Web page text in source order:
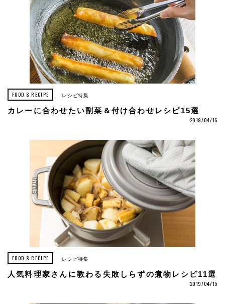
FOOD & RECIPE レシピ特集
カレーに合わせたい副菜＆付け合わせレシピ15選
2019/04/16
FOOD & RECIPE レシピ特集
人気料理家さんに教わる失敗しらずの煮物レシピ11選
2019/04/15